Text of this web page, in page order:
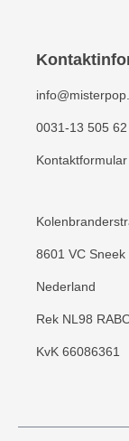
mmGröße
Eimer und
0031-13 505 62
Kontaktformular
8601 VC Sneek
Nederland
Rek NL98
KvK 66086361